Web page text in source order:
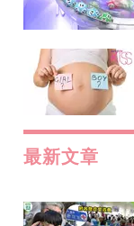
最新文章